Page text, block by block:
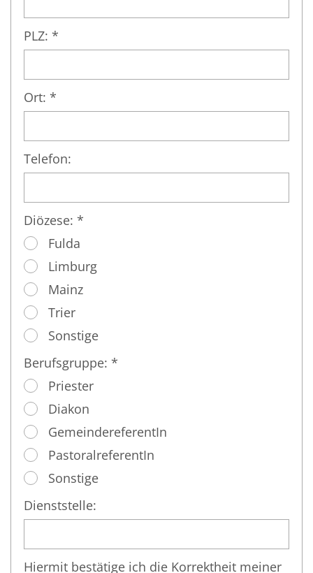
PLZ: *
Ort: *
Telefon:
Diözese: *
Fulda
Limburg
Mainz
Trier
Sonstige
Berufsgruppe: *
Priester
Diakon
GemeindereferentIn
PastoralreferentIn
Sonstige
Dienststelle:
Hiermit bestätige ich die Korrektheit meiner